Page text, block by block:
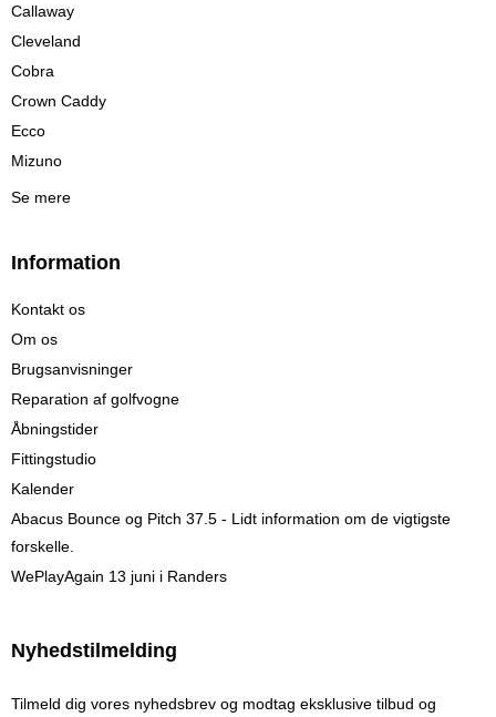
Callaway
Cleveland
Cobra
Crown Caddy
Ecco
Mizuno
Se mere
Information
Kontakt os
Om os
Brugsanvisninger
Reparation af golfvogne
Åbningstider
Fittingstudio
Kalender
Abacus Bounce og Pitch 37.5 - Lidt information om de vigtigste
forskelle.
WePlayAgain 13 juni i Randers
Nyhedstilmelding
Tilmeld dig vores nyhedsbrev og modtag eksklusive tilbud og